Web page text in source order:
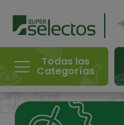
Todas las
Categorías